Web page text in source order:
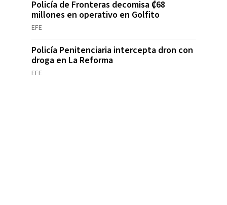
Policía de Fronteras decomisa ₡68
millones en operativo en Golfito
EFE
Policía Penitenciaria intercepta dron con
droga en La Reforma
EFE